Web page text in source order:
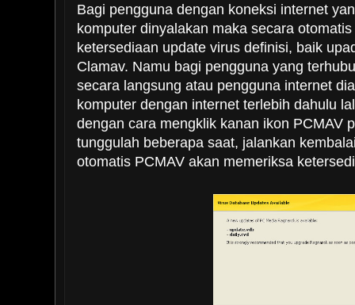
Bagi pengguna dengan koneksi internet
komputer dinyalakan maka secara
ketersediaan update virus definisi, baik
Clamav. Namu bagi pengguna yang
secara langsung atau pengguna internet
komputer dengan internet terlebih dahulu
dengan cara mengklik kanan ikon PCMAV
tunggulah beberapa saat, jalankan
otomatis PCMAV akan memeriksa